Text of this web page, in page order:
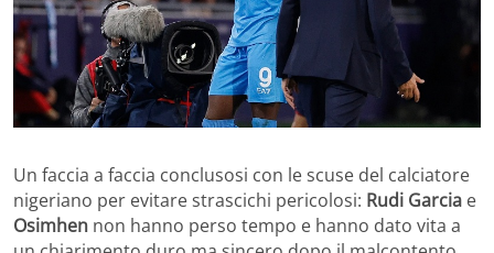
Un faccia a faccia conclusosi con le scuse del calciatore
nigeriano per evitare strascichi pericolosi: Rudi Garcia e
Osimhen non hanno perso tempo e hanno dato vita a